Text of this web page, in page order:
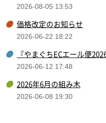
2026-08-05 13:53
価格改定のお知らせ
2026-06-22 18:22
『やまぐちECエール便
2026-06-12 17:48
2026年6月の組み木
2026-06-08 19:30